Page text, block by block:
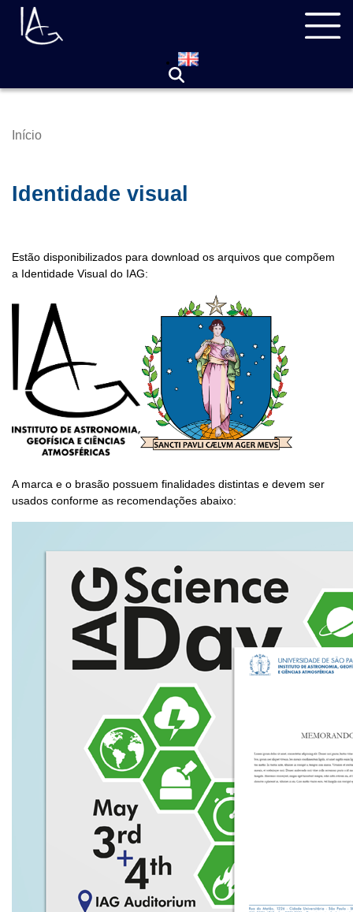
Pular
para
Trilha
Início
Identidade visual
Estão disponibilizados para download os arquivos que compõem
a Identidade Visual do IAG:
A marca e o brasão possuem finalidades distintas e devem ser
usados conforme as recomendações abaixo: